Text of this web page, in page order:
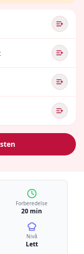
Forberedelse
20 min
Nivå
Lett